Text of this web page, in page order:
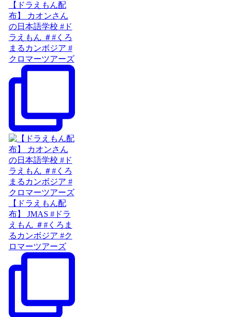
【ドラえもん配
布】 カオンさん
の日本語学校 #ド
ラえもん ＃#くろ
まるカンボジア #
クロマーツアーズ
【ドラえもん配
布】 JMAS #ドラ
えもん ＃#くろま
るカンボジア #ク
ロマーツアーズ